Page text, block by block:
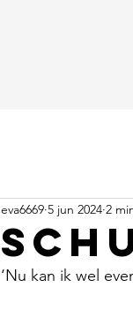
eva6669 5 jun 2024 2
‘Nu kan ik wel